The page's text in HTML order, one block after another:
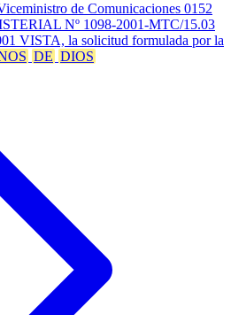
de Comunicaciones 0152
Nº 1098-2001-MTC/15.03
VISTA, la solicitud formulada por la
DE DIOS